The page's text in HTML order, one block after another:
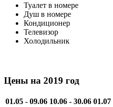
Туалет в номере
Душ в номере
Кондиционер
Телевизор
Холодильник
Цены на 2019 год
01.05 - 09.06 10.06 - 30.06 01.07